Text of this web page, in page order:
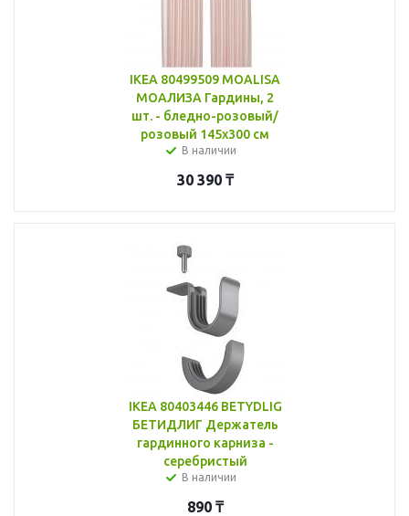
IKEA 80499509 MOALISA
МОАЛИЗА Гардины, 2
шт. - бледно-розовый/
розовый 145x300 см
В наличии
30 390₸
IKEA 80403446 BETYDLIG
БЕТИДЛИГ Держатель
гардинного карниза -
серебристый
В наличии
890₸